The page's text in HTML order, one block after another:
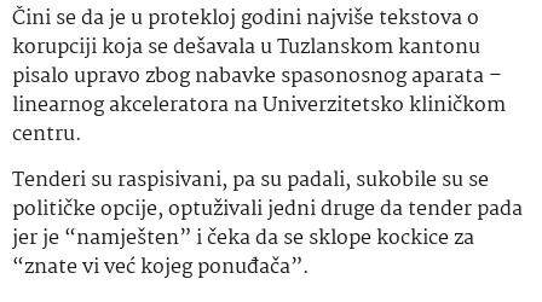
Čini se da je u protekloj godini najviše tekstova o
korupciji koja se dešavala u Tuzlanskom kantonu
pisalo upravo zbog nabavke spasonosnog aparata –
linearnog akceleratora na Univerzitetsko kliničkom
centru.
Tenderi su raspisivani, pa su padali, sukobile su se
političke opcije, optuživali jedni druge da tender pada
jer je “namješten” i čeka da se sklope kockice za
“znate vi već kojeg ponuđača”.